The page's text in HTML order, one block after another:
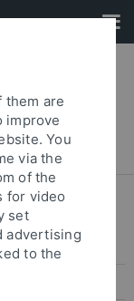
Beschleuniger
them are
improve
You
via the
of the
for video
set
advertising
to the